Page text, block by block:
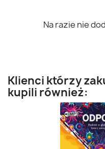
Na razie nie
Klienci którzy
kupili również: